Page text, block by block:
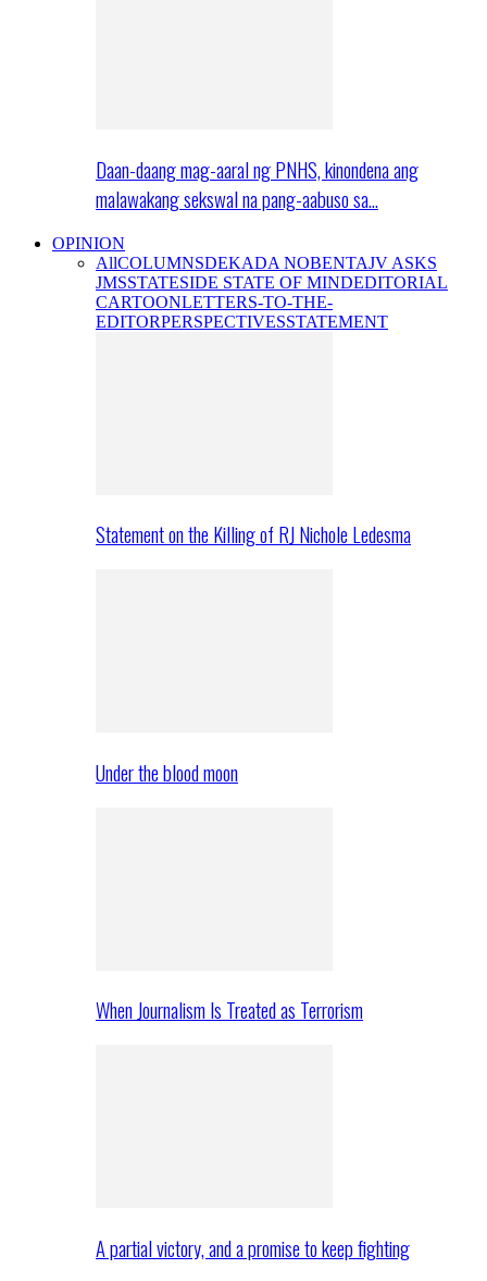
Daan-daang mag-aaral ng PNHS, kinondena ang
malawakang sekswal na pang-aabuso sa…
OPINION
AllCOLUMNSDEKADA NOBENTAJV ASKS
JMSSTATESIDE STATE OF MINDEDITORIAL
CARTOONLETTERS-TO-THE-
EDITORPERSPECTIVESSTATEMENT
Statement on the Killing of RJ Nichole Ledesma
Under the blood moon
When Journalism Is Treated as Terrorism
A partial victory, and a promise to keep fighting